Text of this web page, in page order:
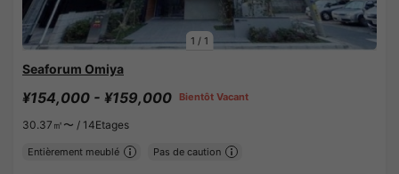
1 / 1
Seaforum Omiya
¥154,000 - ¥159,000 Bientôt Vacant
30.37㎡〜 / 14Etages
Entièrement meublé Pas de caution